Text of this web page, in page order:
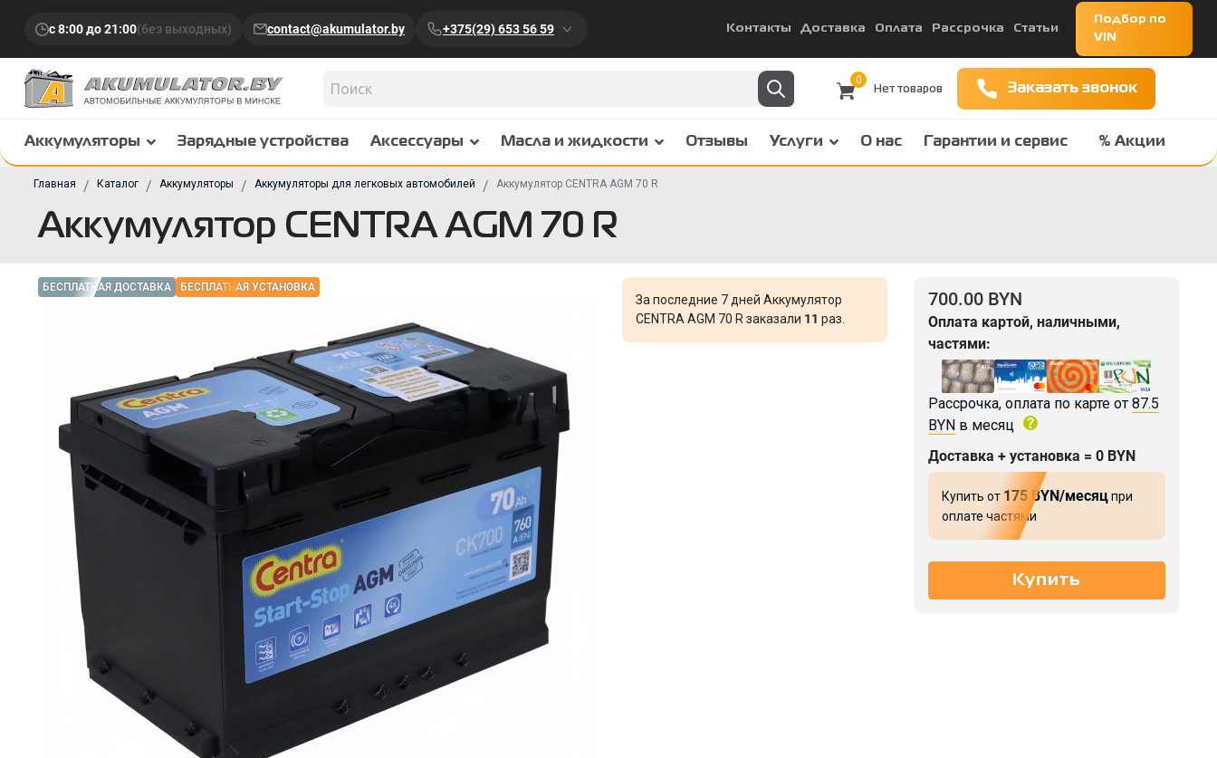
с 8:00 до 21:00(без выходных) contact@akumulator.by +375(29) 653 56 59 Контакты Доставка Оплата Рассрочка Статьи
Подбор по
VIN
0
Заказать звонок
Аккумуляторы Зарядные устройства Аксессуары Масла и жидкости Отзывы Услуги О нас Гарантии и сервис % Акции
Главная Каталог Аккумуляторы Аккумуляторы для легковых автомобилей Аккумулятор CENTRA AGM 70 R
Аккумулятор CENTRA AGM 70 R
БЕСПЛАТНАЯ ДОСТАВКА БЕСПЛАТНАЯ УСТАНОВКА
За последние 7 дней Аккумулятор
CENTRA AGM 70 R заказали 11 раз.
700.00 BYN
Оплата картой, наличными,
частями:
Рассрочка, оплата по карте от 87.5
BYNв месяц
Доставка + установка = 0 BYN
Купить от 175 BYN/месяцпри
оплате частями